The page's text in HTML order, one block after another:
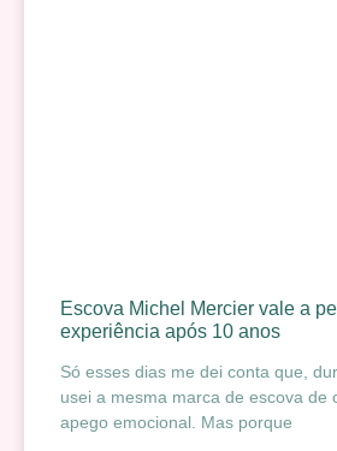
Escova Michel Mercier vale a
experiência após 10 anos
Só esses dias me dei conta que,
usei a mesma marca de escova de
apego emocional. Mas porque